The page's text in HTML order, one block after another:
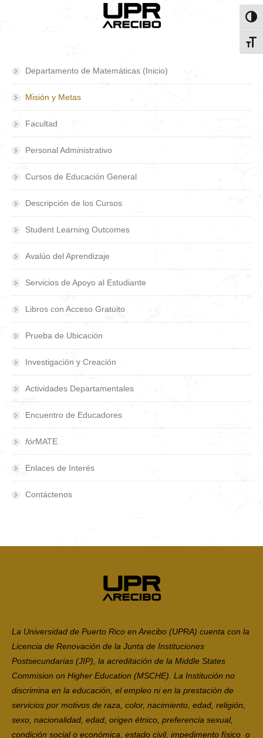
Departamento de Matemáticas (Inicio)
Misión y Metas
Facultad
Personal Administrativo
Cursos de Educación General
Descripción de los Cursos
Student Learning Outcomes
Avalúo del Aprendizaje
Servicios de Apoyo al Estudiante
Libros con Acceso Gratuito
Prueba de Ubicación
Investigación y Creación
Actividades Departamentales
Encuentro de Educadores
fórMATE
Enlaces de Interés
Contáctenos
La Universidad de Puerto Rico en Arecibo (UPRA) cuenta con la
Licencia de Renovación de la Junta de Instituciones
Postsecundarias (JIP), la acreditación de la Middle States
Commision on Higher Education (MSCHE). La Institución no
discrimina en la educación, el empleo ni en la prestación de
servicios por motivos de raza, color, nacimiento, edad, religión,
sexo, nacionalidad, edad, origen étnico, preferencia sexual,
condición social o económica, estado civil, impedimento físico o